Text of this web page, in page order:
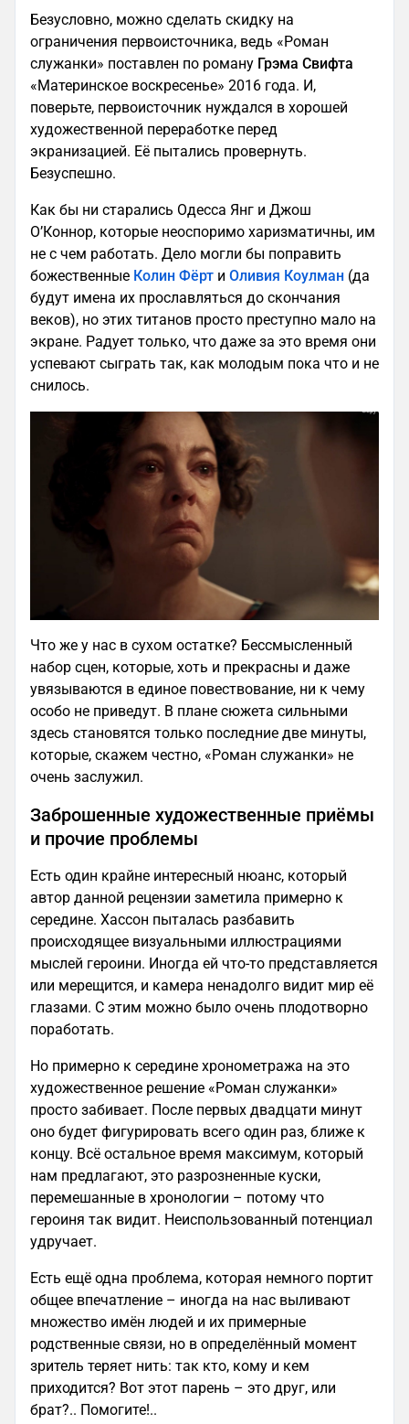
Безусловно, можно сделать скидку на
ограничения первоисточника, ведь «Роман
служанки» поставлен по роману Грэма Свифта
«Материнское воскресенье» 2016 года. И,
поверьте, первоисточник нуждался в хорошей
художественной переработке перед
экранизацией. Её пытались провернуть.
Безуспешно.
Как бы ни старались Одесса Янг и Джош
О’Коннор, которые неоспоримо харизматичны, им
не с чем работать. Дело могли бы поправить
божественные Колин Фёрт и Оливия Коулман (да
будут имена их прославляться до скончания
веков), но этих титанов просто преступно мало на
экране. Радует только, что даже за это время они
успевают сыграть так, как молодым пока что и не
снилось.
Что же у нас в сухом остатке? Бессмысленный
набор сцен, которые, хоть и прекрасны и даже
увязываются в единое повествование, ни к чему
особо не приведут. В плане сюжета сильными
здесь становятся только последние две минуты,
которые, скажем честно, «Роман служанки» не
очень заслужил.
Заброшенные художественные приёмы
и прочие проблемы
Есть один крайне интересный нюанс, который
автор данной рецензии заметила примерно к
середине. Хассон пыталась разбавить
происходящее визуальными иллюстрациями
мыслей героини. Иногда ей что-то представляется
или мерещится, и камера ненадолго видит мир её
глазами. С этим можно было очень плодотворно
поработать.
Но примерно к середине хронометража на это
художественное решение «Роман служанки»
просто забивает. После первых двадцати минут
оно будет фигурировать всего один раз, ближе к
концу. Всё остальное время максимум, который
нам предлагают, это разрозненные куски,
перемешанные в хронологии – потому что
героиня так видит. Неиспользованный потенциал
удручает.
Есть ещё одна проблема, которая немного портит
общее впечатление – иногда на нас выливают
множество имён людей и их примерные
родственные связи, но в определённый момент
зритель теряет нить: так кто, кому и кем
приходится? Вот этот парень – это друг, или
брат?.. Помогите!..